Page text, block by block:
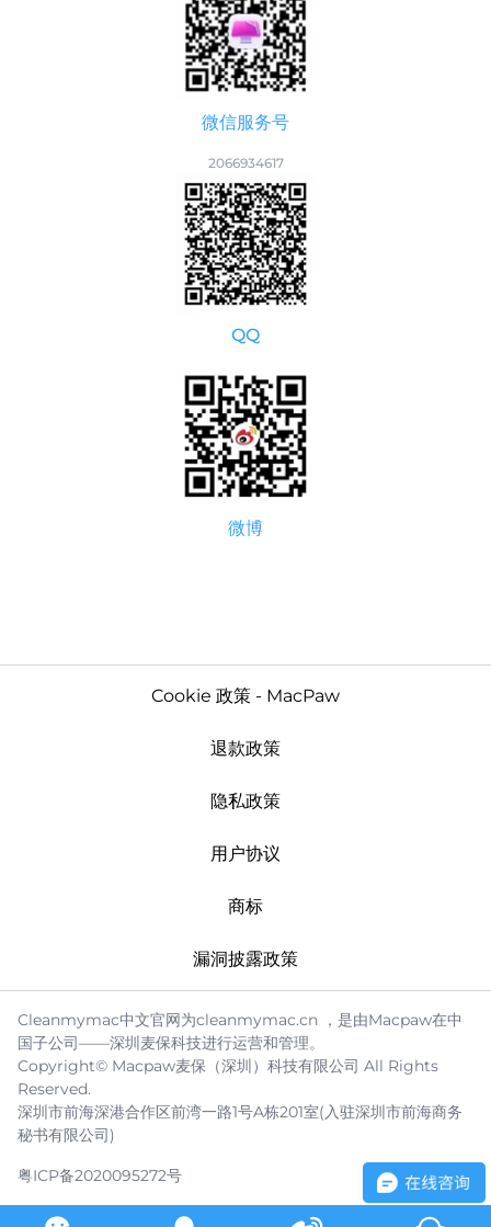
微信服务号
2066934617
QQ
微博
Cookie 政策 - MacPaw
退款政策
隐私政策
用户协议
商标
漏洞披露政策
Cleanmymac中文官网为cleanmymac.cn ，是由Macpaw在中
国子公司——深圳麦保科技进行运营和管理。
Copyright© Macpaw麦保（深圳）科技有限公司 All Rights
Reserved.
深圳市前海深港合作区前湾一路1号A栋201室(入驻深圳市前海商务
秘书有限公司)
粤ICP备2020095272号